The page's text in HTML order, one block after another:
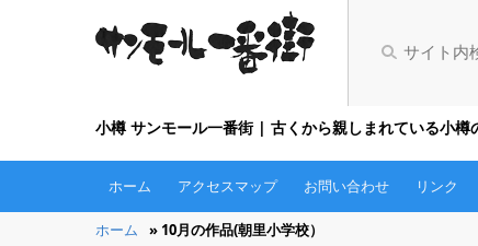
小樽 サンモール一番街 | 古くから親しまれている小樽
ホーム アクセスマップ お問い合わせ リンク
ホーム » 10月の作品(朝里小学校）